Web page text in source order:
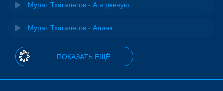
Мурат Тхагалегов - А я ревную
Мурат Тхагалегов - Алина
ПОКАЗАТЬ ЕЩЁ